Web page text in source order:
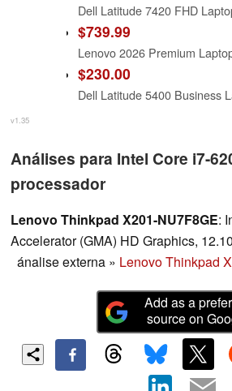
$739.99
$230.00
v1.35
Análises para Intel Core i7-
processador
Lenovo Thinkpad X201-NU7F8GE:
Accelerator (GMA) HD Graphics,
ánalise externa » Lenovo Thinkpad
Add as a
source on